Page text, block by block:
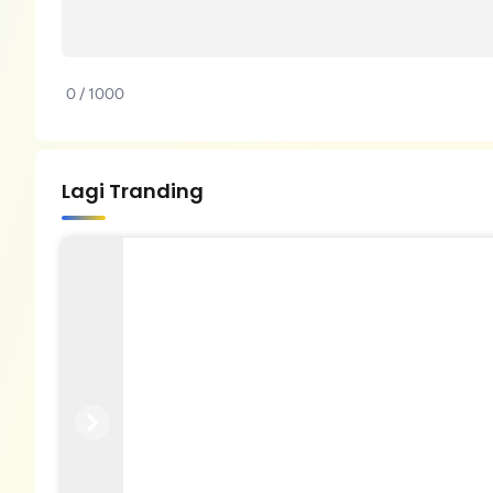
0 / 1000
Lagi Tranding